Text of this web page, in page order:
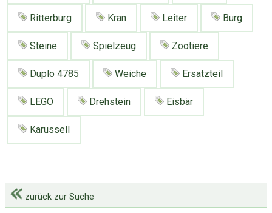
Ritterburg Kran Leiter Burg
Steine Spielzeug Zootiere
Duplo 4785 Weiche Ersatzteil
LEGO Drehstein Eisbär
Karussell
zurück zur Suche